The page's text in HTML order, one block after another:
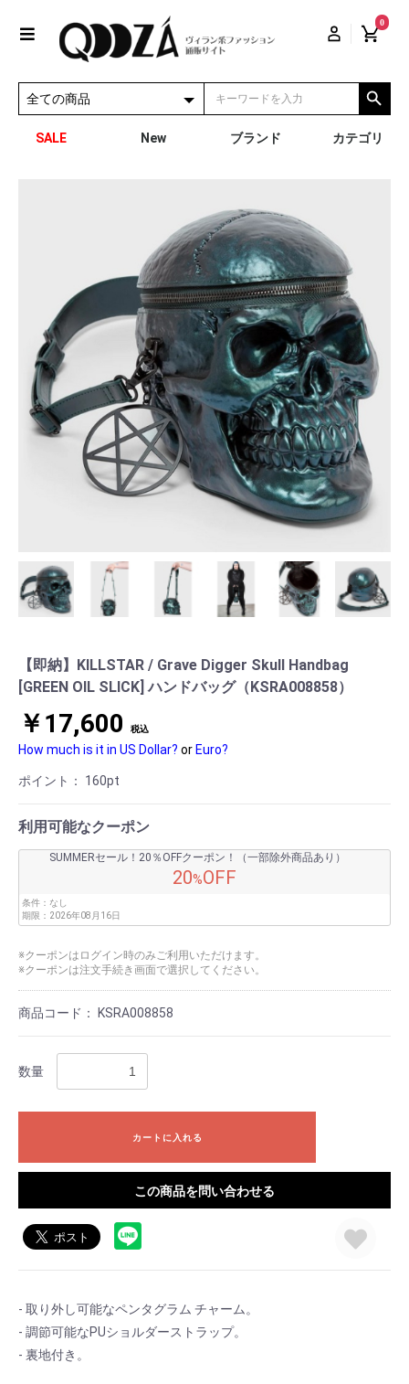
0
SALE New ブランド カテゴリ
【即納】KILLSTAR / Grave Digger Skull Handbag
[GREEN OIL SLICK] ハンドバッグ（KSRA008858）
￥17,600 税込
How much is it in US Dollar? or Euro?
ポイント： 160pt
利用可能なクーポン
SUMMERセール！20％OFFクーポン！（一部除外商品あり）
20%OFF
条件： なし
期限： 2026年08月16日
※クーポンはログイン時のみご利用いただけます。
※クーポンは注文手続き画面で選択してください。
商品コード： KSRA008858
数量
カートに入れる
この商品を問い合わせる
- 取り外し可能なペンタグラム チャーム。
- 調節可能なPUショルダーストラップ。
- 裏地付き。